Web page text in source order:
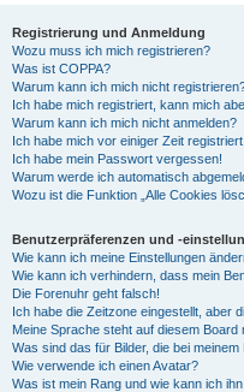
Registrierung und Anmeldung
Wozu muss ich mich registrieren?
Was ist COPPA?
Warum kann ich mich nicht
Ich habe mich registriert, kann mich
Warum kann ich mich nicht anmelden?
Ich habe mich vor einiger Zeit
Ich habe mein Passwort vergessen!
Warum werde ich automatisch
Wozu ist die Funktion „Alle Cookies
Benutzerpräferenzen und -
Wie kann ich meine Einstellungen
Wie kann ich verhindern, dass mein
Die Forenuhr geht falsch!
Ich habe die Zeitzone eingestellt, aber
Meine Sprache steht auf diesem Board
Was sind das für Bilder, die bei
Wie verwende ich einen Avatar?
Was ist mein Rang und wie kann ich